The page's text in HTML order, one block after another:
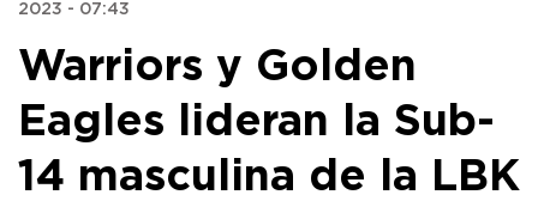
2023 - 07:43
Warriors y Golden
Eagles lideran la Sub-
14 masculina de la LBK